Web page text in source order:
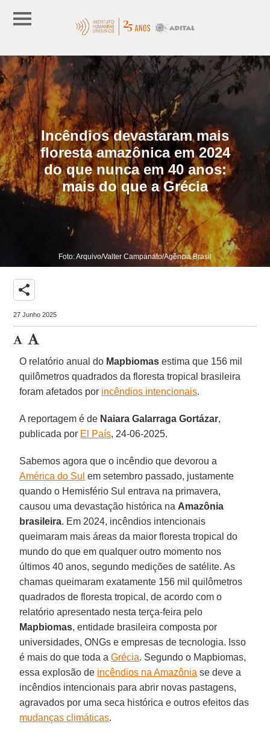
Incêndios devastaram mais
floresta amazônica em 2024
do que nunca em 40 anos:
mais do que a Grécia
Foto: Arquivo/Valter Campanato/Agência Brasil
share
27 Junho 2025
O relatório anual do Mapbiomas estima que 156 mil
quilômetros quadrados da floresta tropical brasileira
foram afetados por incêndios intencionais.
A reportagem é de Naiara Galarraga Gortázar,
publicada por El País, 24-06-2025.
Sabemos agora que o incêndio que devorou ​​a
América do Sul em setembro passado, justamente
quando o Hemisfério Sul entrava na primavera,
causou uma devastação histórica na Amazônia
brasileira. Em 2024, incêndios intencionais
queimaram mais áreas da maior floresta tropical do
mundo do que em qualquer outro momento nos
últimos 40 anos, segundo medições de satélite. As
chamas queimaram exatamente 156 mil quilômetros
quadrados de floresta tropical, de acordo com o
relatório apresentado nesta terça-feira pelo
Mapbiomas, entidade brasileira composta por
universidades, ONGs e empresas de tecnologia. Isso
é mais do que toda aGrécia. Segundo o Mapbiomas,
essa explosão de incêndios na Amazônia se deve a
incêndios intencionais para abrir novas pastagens,
agravados por uma seca histórica e outros efeitos das
mudanças climáticas.